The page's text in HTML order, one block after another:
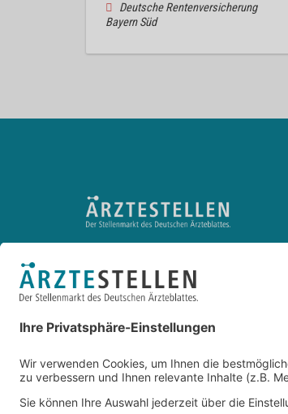
Deutsche Rentenversicherung
Bayern Süd